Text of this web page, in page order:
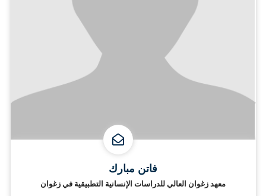
فاتن مبارك
معهد زغوان العالي للدراسات الإنسانية التطبيقية في زغوان